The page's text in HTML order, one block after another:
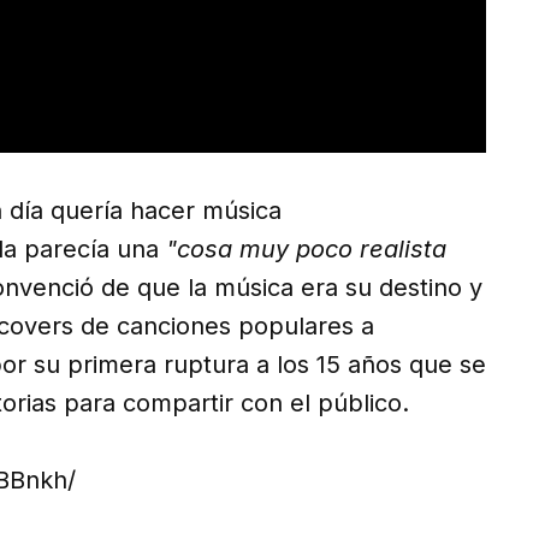
día quería hacer música
parecía una "cosa muy poco realista
de que la música era su destino y
de canciones populares a
su primera ruptura a los 15 años que se
para compartir con el público.